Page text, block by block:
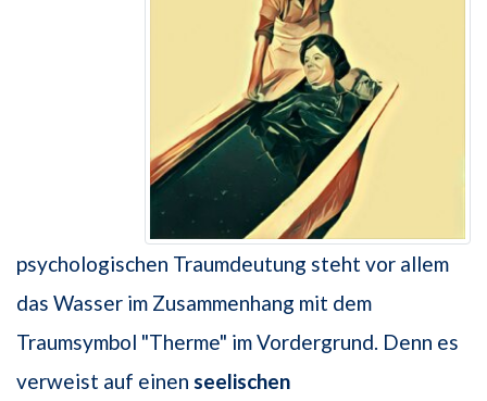
psychologischen Traumdeutung steht vor allem
das Wasser im Zusammenhang mit dem
Traumsymbol "Therme" im Vordergrund. Denn es
verweist auf einen seelischen